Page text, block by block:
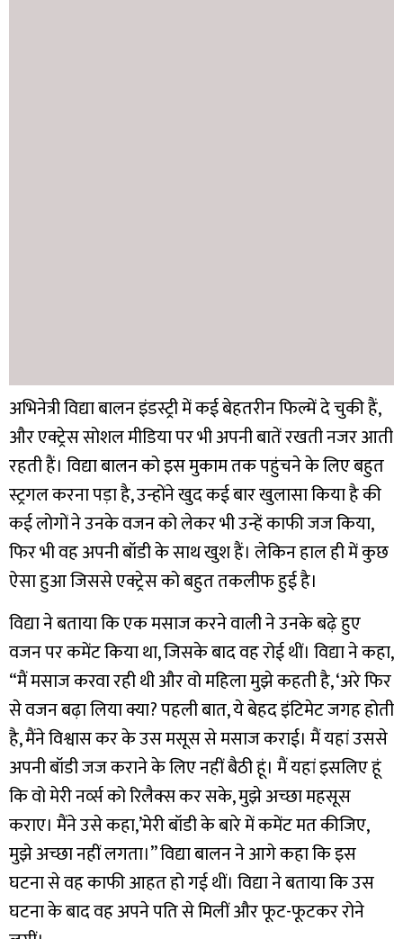
अभिनेत्री विद्या बालन इंडस्ट्री में कई बेहतरीन फिल्में दे चुकी हैं,
और एक्ट्रेस सोशल मीडिया पर भी अपनी बातें रखती नजर आती
रहती हैं। विद्या बालन को इस मुकाम तक पहुंचने के लिए बहुत
स्ट्रगल करना पड़ा है, उन्होंने खुद कई बार खुलासा किया है की
कई लोगों ने उनके वजन को लेकर भी उन्हें काफी जज किया,
फिर भी वह अपनी बॉडी के साथ खुश हैं। लेकिन हाल ही में कुछ
ऐसा हुआ जिससे एक्ट्रेस को बहुत तकलीफ हुई है।
विद्या ने बताया कि एक मसाज करने वाली ने उनके बढ़े हुए
वजन पर कमेंट किया था, जिसके बाद वह रोई थीं। विद्या ने कहा,
“मैं मसाज करवा रही थी और वो महिला मुझे कहती है, ‘अरे फिर
से वजन बढ़ा लिया क्या? पहली बात, ये बेहद इंटिमेट जगह होती
है, मैंने विश्वास कर के उस मसूस से मसाज कराई। मैं यहां उससे
अपनी बॉडी जज कराने के लिए नहीं बैठी हूं। मैं यहां इसलिए हूं
कि वो मेरी नर्व्स को रिलैक्स कर सके, मुझे अच्छा महसूस
कराए। मैंने उसे कहा,’मेरी बॉडी के बारे में कमेंट मत कीजिए,
मुझे अच्छा नहीं लगता।”विद्या बालन ने आगे कहा कि इस
घटना से वह काफी आहत हो गई थीं। विद्या ने बताया कि उस
घटना के बाद वह अपने पति से मिलीं और फूट-फूटकर रोने